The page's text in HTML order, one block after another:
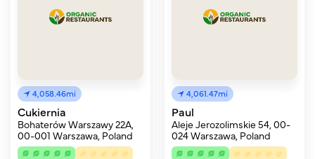
4,058.46mi
Cukiernia
Bohaterów Warszawy 22A,
00-001 Warszawa, Poland
4,061.47mi
Paul
Aleje Jerozolimskie 54, 00-
024 Warszawa, Poland